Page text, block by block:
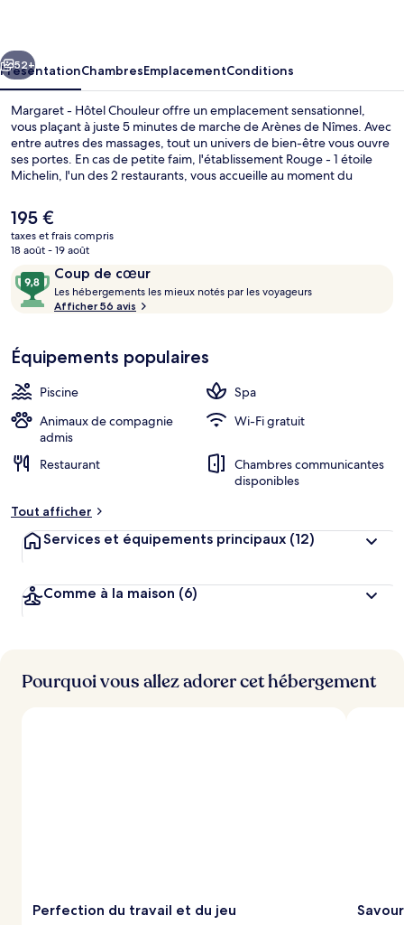
Suivant
52+
PrésentationChambresEmplacementConditions
Margaret - Hôtel Chouleur offre un emplacement sensationnel,
vous plaçant à juste 5 minutes de marche de Arènes de Nîmes. Avec
entre autres des massages, tout un univers de bien-être vous ouvre
ses portes. En cas de petite faim, l'établissement Rouge - 1 étoile
Michelin, l'un des 2 restaurants, vous accueille au moment du
piscine extérieure, une salle de fitness ouverte 24 h/24 et une
piscine extérieure en saison.
Le
prix
actuel
de
195 €.
195 €
taxes et frais compris
18 août - 19 août
Avis
voyageurs
Coup de cœur
9,8
sur
10,
cœur
Les hébergements les mieux notés par les voyageurs
m
s
e
u
Afficher 56 avis
Équipements populaires
Piscine
Spa
Animaux de compagnie
admis
Wi-Fi gratuit
Restaurant
Chambres communicantes
disponibles
Tout afficher
Services et équipements principaux (12)
Comme à la maison (6)
Pourquoi vous allez adorer cet hébergement
Perfection du travail et du jeu